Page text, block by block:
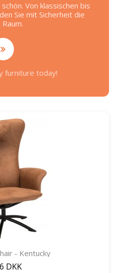
Von klassischen bis
Sie mit Sicherheit die
furniture today!
View
- Kentucky
DKK